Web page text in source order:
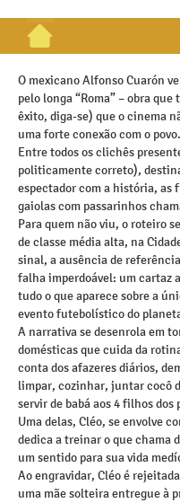
artigos
projetos
publicações
galeria
contato
O mexicano Alfonso Cuarón
pelo longa “Roma” – obra
êxito, diga-se) que o cinema
uma forte conexão com o povo.
Entre todos os clichês
politicamente correto),
espectador com a história, as
gaiolas com passarinhos
Para quem não viu, o roteiro
de classe média alta, na
sinal, a ausência de
falha imperdoável: um cartaz
tudo o que aparece sobre a
evento futebolístico do
A narrativa se desenrola em
domésticas que cuida da
conta dos afazeres diários,
limpar, cozinhar, juntar cocô
servir de babá aos 4 filhos dos
Uma delas, Cléo, se envolve
dedica a treinar o que chama
um sentido para sua vida
Ao engravidar, Cléo é
uma mãe solteira entregue à